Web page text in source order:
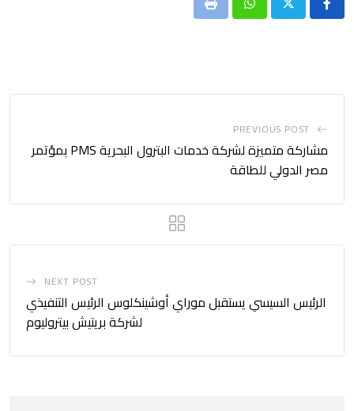
Whatsapp
Print
PREVIOUS POST
مشاركة متميزة لشركة خدمات البترول البحرية PMS بمؤتمر
مصر الدولي للطاقة
NEXT POST
الرئيس السيسي يستقبل موراي أوشينكلوس الرئيس التنفيذي
لشركة بريتيش بيتروليوم